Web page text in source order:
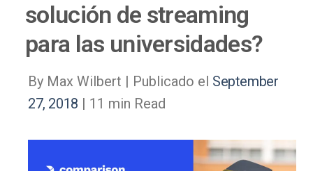
solución de streaming
para las universidades?
By Max Wilbert | Publicado el September
27, 2018 | 11 min Read